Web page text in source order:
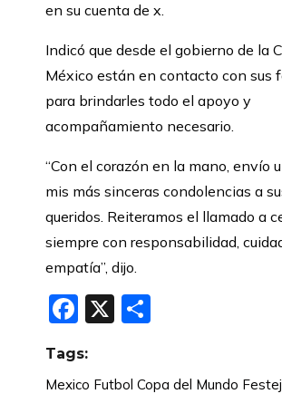
en su cuenta de x.
Indicó que desde el gobierno de la
México están en contacto con sus
para brindarles todo el apoyo y
acompañamiento necesario.
“Con el corazón en la mano, envío
mis más sinceras condolencias a
queridos. Reiteramos el llamado a
siempre con responsabilidad,
empatía”, dijo.
Facebook
X
Tags:
Mexico Futbol Copa del Mundo